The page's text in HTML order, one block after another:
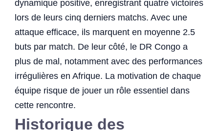
dynamique positive, enregistrant quatre victoires
lors de leurs cinq derniers matchs. Avec une
attaque efficace, ils marquent en moyenne 2.5
buts par match. De leur côté, le DR Congo a
plus de mal, notamment avec des performances
irrégulières en Afrique. La motivation de chaque
équipe risque de jouer un rôle essentiel dans
cette rencontre.
Historique des